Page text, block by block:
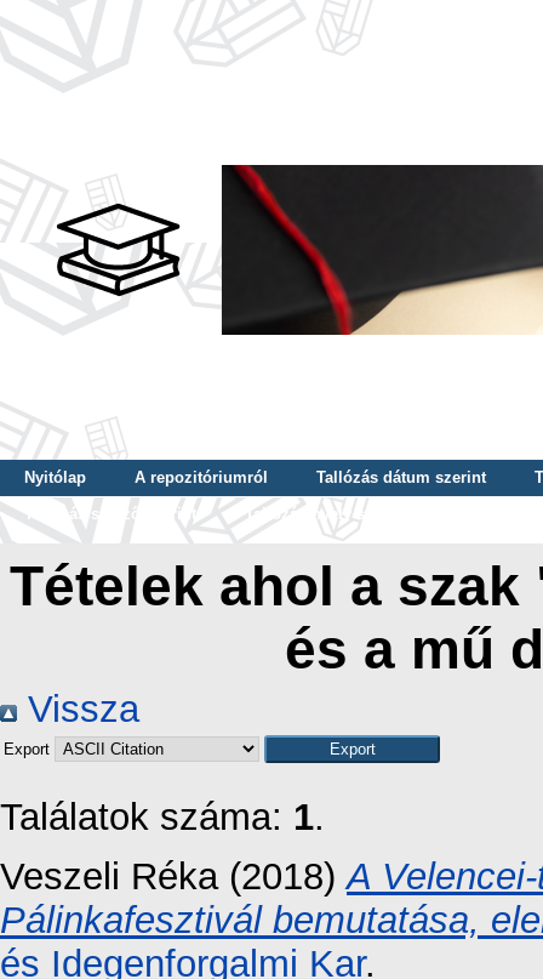
Nyitólap A repozitóriumról Tallózás dátum szerint
Tallózás szerző szerint
Tallózás nyelv szerint
Tételek ahol a
és a mű
Vissza
Export
Találatok száma: 1.
Veszeli Réka (2018)A
Pálinkafesztivál bemutatása,
és Idegenforgalmi Kar.